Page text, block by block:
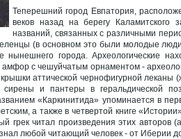
Теперешний город Евпатория,
веков назад на берегу Каламитского
названий, связанных с различными
(в основном это были молодые
города. Археологические
с чешуйчатым орнаментом -
аттической чернофигурной леканы
и пантеры в геральдической
«Каркинитида» упоминается в
а также в четвертой книге
грек читал произведения этих
любой читающий человек - от Иберии